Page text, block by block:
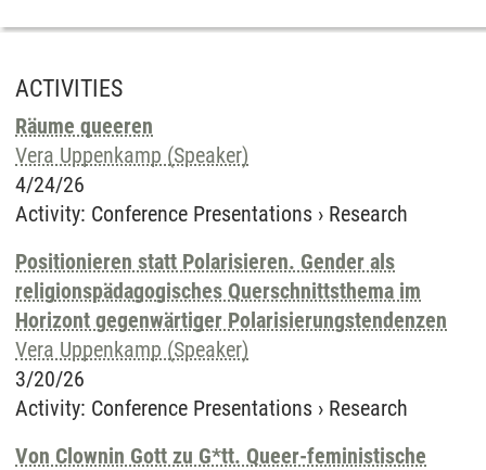
ACTIVITIES
Räume queeren
Vera Uppenkamp (Speaker)
4/24/26
Activity: Conference Presentations › Research
Positionieren statt Polarisieren. Gender als
religionspädagogisches Querschnittsthema im
Horizont gegenwärtiger Polarisierungstendenzen
Vera Uppenkamp (Speaker)
3/20/26
Activity: Conference Presentations › Research
Von Clownin Gott zu G*tt. Queer-feministische